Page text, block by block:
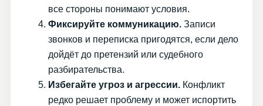
все стороны понимают условия.
Фиксируйте коммуникацию. Записи
звонков и переписка пригодятся, если дело
дойдёт до претензий или судебного
разбирательства.
Избегайте угроз и агрессии. Конфликт
редко решает проблему и может испортить